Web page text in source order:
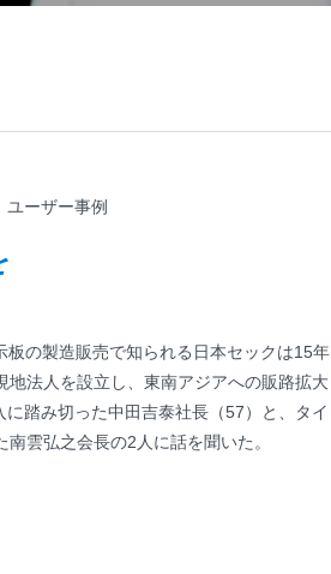
ーザー事例
の製造販売で知られる日本セックは15年
法人を設立し、東南アジアへの販路拡大
踏み切った中田吉泰社長（57）と、タイ
雲弘之会長の2人に話を聞いた。